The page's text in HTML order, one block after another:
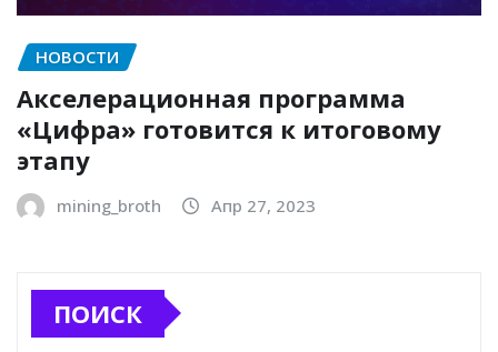
НОВОСТИ
Акселерационная программа
«Цифра» готовится к итоговому
этапу
mining_broth Апр 27, 2023
ПОИСК